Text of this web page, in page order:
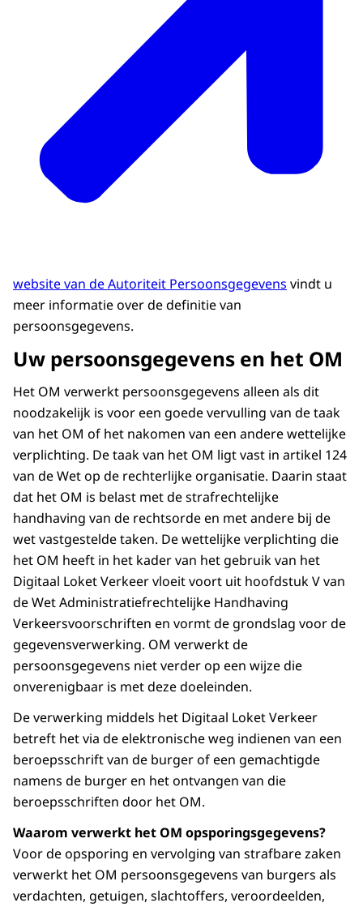
website van de Autoriteit Persoonsgegevens vindt u
meer informatie over de definitie van
persoonsgegevens.
Uw persoonsgegevens en het OM
Het OM verwerkt persoonsgegevens alleen als dit
noodzakelijk is voor een goede vervulling van de taak
van het OM of het nakomen van een andere wettelijke
verplichting. De taak van het OM ligt vast in artikel 124
van de Wet op de rechterlijke organisatie. Daarin staat
dat het OM is belast met de strafrechtelijke
handhaving van de rechtsorde en met andere bij de
wet vastgestelde taken. De wettelijke verplichting die
het OM heeft in het kader van het gebruik van het
Digitaal Loket Verkeer vloeit voort uit hoofdstuk V van
de Wet Administratiefrechtelijke Handhaving
Verkeersvoorschriften en vormt de grondslag voor de
gegevensverwerking. OM verwerkt de
persoonsgegevens niet verder op een wijze die
onverenigbaar is met deze doeleinden.
De verwerking middels het Digitaal Loket Verkeer
betreft het via de elektronische weg indienen van een
beroepsschrift van de burger of een gemachtigde
namens de burger en het ontvangen van die
beroepsschriften door het OM.
Waarom verwerkt het OM opsporingsgegevens?
Voor de opsporing en vervolging van strafbare zaken
verwerkt het OM persoonsgegevens van burgers als
verdachten, getuigen, slachtoffers, veroordeelden,